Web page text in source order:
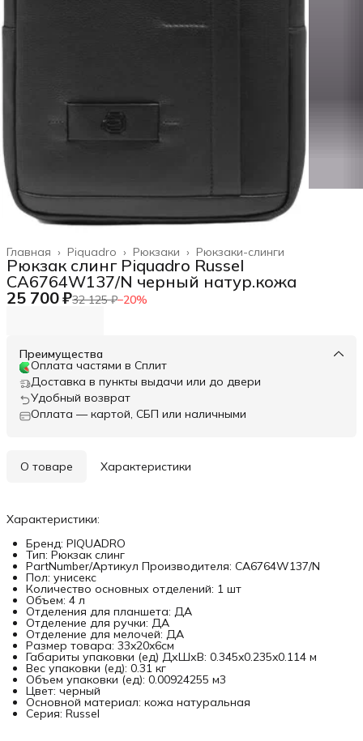
Рюкзаки-слинги
Рюкзаки ›
Piquadro ›
Главная ›
Рюкзак слинг Piquadro Russel
CA6764W137/N черный натур.кожа
25 700 ₽32 125 ₽−20%
Преимущества
Оплата частями в Сплит
Доставка в пункты выдачи или до двери
Удобный возврат
Оплата — картой, СБП или наличными
О товаре Характеристики
Характеристики:
Бренд: PIQUADRO
Тип: Рюкзак слинг
PartNumber/Артикул Производителя: CA6764W137/N
Пол: унисекс
Количество основных отделений: 1 шт
Объем: 4 л
Отделения для планшета: ДА
Отделение для ручки: ДА
Отделение для мелочей: ДА
Размер товара: 33x20x6см
Габариты упаковки (ед) ДхШхВ: 0.345x0.235x0.114 м
Вес упаковки (ед): 0.31 кг
Объем упаковки (ед): 0.00924255 м3
Цвет: черный
Основной материал: кожа натуральная
Серия: Russel